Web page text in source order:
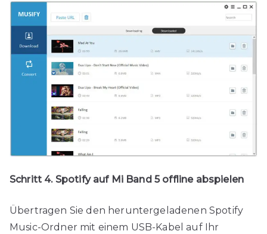
Schritt 4. Spotify auf Mi Band 5 offline abspielen
Übertragen Sie den heruntergeladenen Spotify
Music-Ordner mit einem USB-Kabel auf Ihr